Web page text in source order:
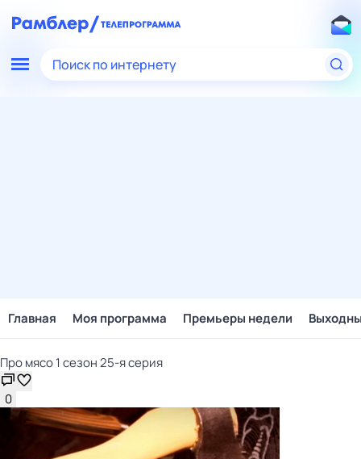
Поиск по интернету
Главная Моя программа Премьеры недели
Про мясо 1 сезон 25-я серия
0